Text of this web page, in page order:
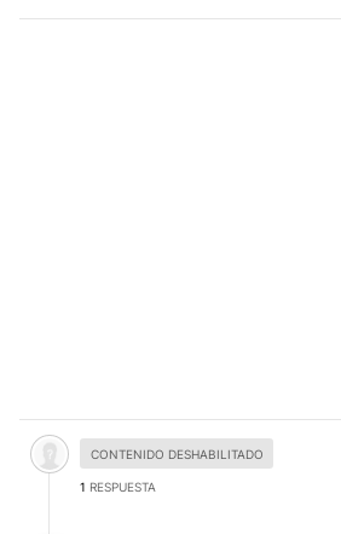
Comentario desactivado.
CONTENIDO DESHABILITADO
1 RESPUESTA